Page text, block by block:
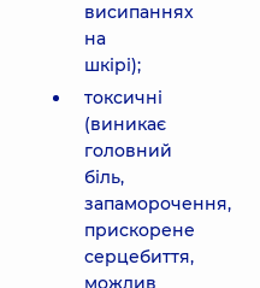
висипаннях
на
шкірі);
токсичні
(виникає
головний
біль,
запаморочення,
прискорене
серцебиття,
можлив